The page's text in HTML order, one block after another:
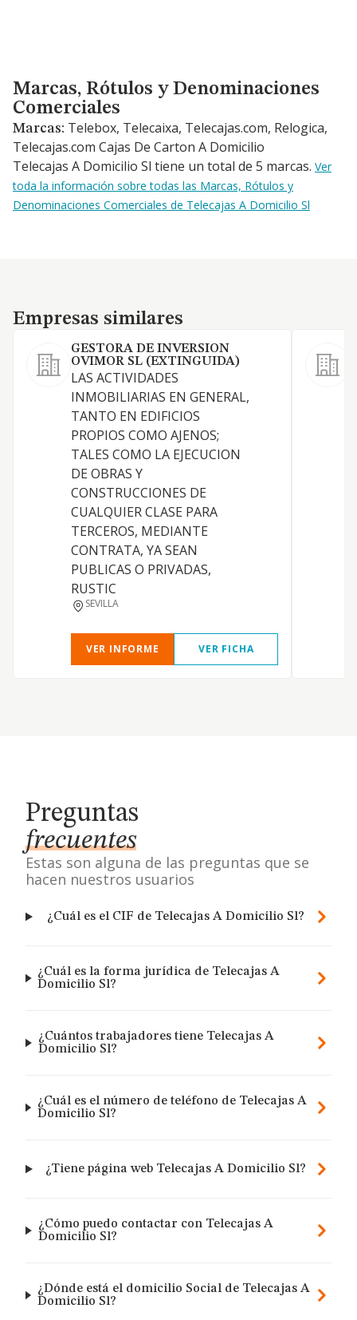
Marcas, Rótulos y Denominaciones Comerciales
Marcas, Rótulos y Denominaciones
Comerciales
Marcas: Telebox, Telecaixa, Telecajas.com, Relogica,
Telecajas.com Cajas De Carton A Domicilio
Telecajas A Domicilio Sl tiene un total de 5 marcas. Ver
toda la información sobre todas las Marcas, Rótulos y
Denominaciones Comerciales de Telecajas A Domicilio Sl
Empresas similares
Empresas similares
GESTORA DE INVERSION
OVIMOR SL (EXTINGUIDA)
LAS ACTIVIDADES
INMOBILIARIAS EN GENERAL,
TANTO EN EDIFICIOS
PROPIOS COMO AJENOS;
TALES COMO LA EJECUCION
DE OBRAS Y
CONSTRUCCIONES DE
CUALQUIER CLASE PARA
TERCEROS, MEDIANTE
CONTRATA, YA SEAN
PUBLICAS O PRIVADAS,
RUSTIC
SEVILLA
VER INFORME VER FICHA
Preguntas
frecuentes
Estas son alguna de las preguntas que se
hacen nuestros usuarios
¿Cuál es el CIF de Telecajas A Domicilio Sl?
¿Cuál es la forma jurídica de Telecajas A
Domicilio Sl?
¿Cuántos trabajadores tiene Telecajas A
Domicilio Sl?
¿Cuál es el número de teléfono de Telecajas A
Domicilio Sl?
¿Tiene página web Telecajas A Domicilio Sl?
¿Cómo puedo contactar con Telecajas A
Domicilio Sl?
¿Dónde está el domicilio Social de Telecajas A
Domicilio Sl?